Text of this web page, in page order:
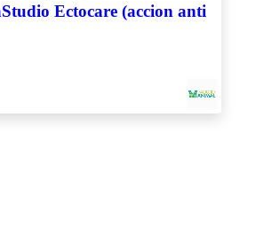
Ectocare (accion anti